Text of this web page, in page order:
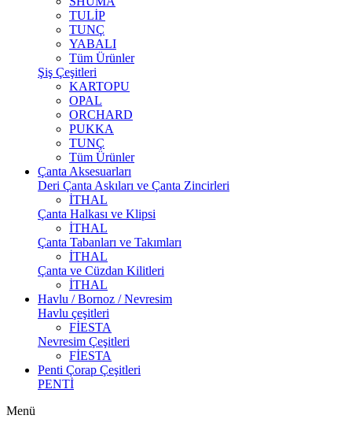
TULİP
TUNÇ
YABALI
Tüm Ürünler
Şiş Çeşitleri
KARTOPU
OPAL
ORCHARD
PUKKA
TUNÇ
Tüm Ürünler
Çanta Aksesuarları
Deri Çanta Askıları ve Çanta Zincirleri
İTHAL
Çanta Halkası ve Klipsi
İTHAL
Çanta Tabanları ve Takımları
İTHAL
Çanta ve Cüzdan Kilitleri
İTHAL
Havlu / Bornoz / Nevresim
Havlu çeşitleri
FİESTA
Nevresim Çeşitleri
FİESTA
Penti Çorap Çeşitleri
PENTİ
Menü